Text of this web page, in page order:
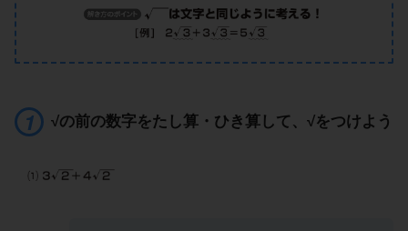
√の前の数字をたし算・ひき算して、√をつけよう